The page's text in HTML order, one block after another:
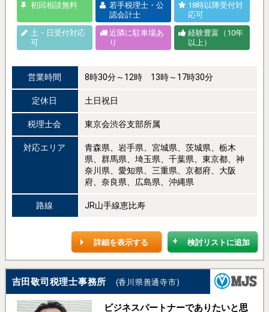
初回相談無料
若手税理士・公
認会計士
18時以降受付対
応可
土・日受付対応
可
近隣に駐車場あ
り
経験豊富（10年
以上）
営業時間 8時30分～12時 13時～17時30分
定休日 土日祝日
税理士会 東京会渋谷支部所属
対応エリア
青森県、岩手県、宮城県、茨城県、栃木
県、群馬県、埼玉県、千葉県、東京都、神
奈川県、愛知県、三重県、京都府、大阪
府、奈良県、広島県、沖縄県
路線 JR山手線恵比寿
検討リストに追加
詳細を表示する
吉田敬司税理士事務所 (香川県善通寺市)
ビジネスパートナーでありたいと思